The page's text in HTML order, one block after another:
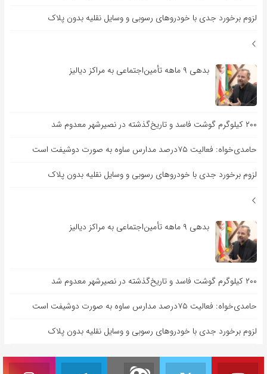
لزوم برخورد جدی با خودروهای رسوبی و وسایل نقلیه بدون پلاک
بدهی ۹ ماهه تأمین‌اجتماعی به مراکز دیالیز
۲۰۰ کیلوگرم گوشت فاسد و تاریخ‌گذشته در نصیرشهر معدوم شد
حامدی‌خواه: فعالیت ۷۵درصد مدارس ساوه به صورت دوشیفت است
لزوم برخورد جدی با خودروهای رسوبی و وسایل نقلیه بدون پلاک
بدهی ۹ ماهه تأمین‌اجتماعی به مراکز دیالیز
۲۰۰ کیلوگرم گوشت فاسد و تاریخ‌گذشته در نصیرشهر معدوم شد
حامدی‌خواه: فعالیت ۷۵درصد مدارس ساوه به صورت دوشیفت است
لزوم برخورد جدی با خودروهای رسوبی و وسایل نقلیه بدون پلاک